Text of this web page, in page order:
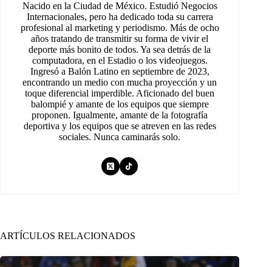
Nacido en la Ciudad de México. Estudió Negocios
Internacionales, pero ha dedicado toda su carrera
profesional al marketing y periodismo. Más de ocho
años tratando de transmitir su forma de vivir el
deporte más bonito de todos. Ya sea detrás de la
computadora, en el Estadio o los videojuegos.
Ingresó a Balón Latino en septiembre de 2023,
encontrando un medio con mucha proyección y un
toque diferencial imperdible. Aficionado del buen
balompié y amante de los equipos que siempre
proponen. Igualmente, amante de la fotografía
deportiva y los equipos que se atreven en las redes
sociales. Nunca caminarás solo.
ARTÍCULOS RELACIONADOS